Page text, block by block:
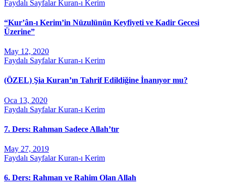
Faydalı SayfalarKuran-ı Kerim
“Kur’ân-ı Kerim’in Nüzulünün Keyfiyeti ve Kadir Gecesi
Üzerine”
May 12, 2020
Faydalı SayfalarKuran-ı Kerim
(ÖZEL) Şia Kuran’ın Tahrif Edildiğine İnanıyor mu?
Oca 13, 2020
Faydalı SayfalarKuran-ı Kerim
7. Ders: Rahman Sadece Allah’tır
May 27, 2019
Faydalı SayfalarKuran-ı Kerim
6. Ders: Rahman ve Rahim Olan Allah